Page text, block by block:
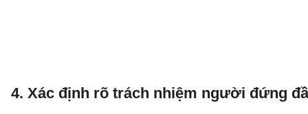
4. Xác định rõ trách nhiệm người đứng